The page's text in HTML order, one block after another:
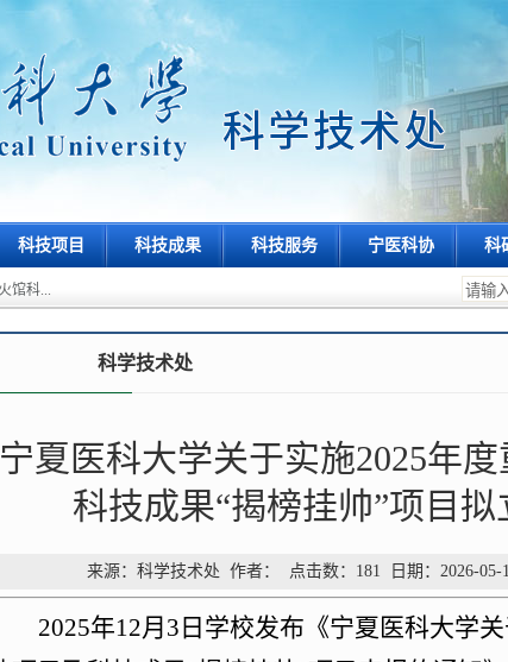
科技项目 科技成果 科技服务 宁医科协 科
馆科...
科学技术处
宁夏医科大学关于实施2025年
科技成果“揭榜挂帅”项目
来源：科学技术处 作者： 点击数： 181 日期：2026-05-
2025年12月3日学校发布《宁夏医科大学